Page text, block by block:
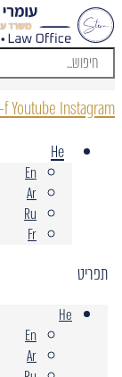
fYoutube Instagram
He
En
Ar
Ru
Fr
תפריט
He
En
Ar